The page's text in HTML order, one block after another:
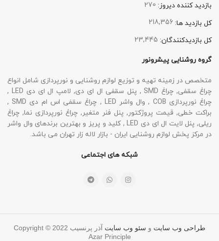
بازدید کننده دیروز: 270
کل بازدید ها: 218,356
کل بازدیدکنند‌گان: 23,445
گروه روشنایی پیشرونور
متخصص در زمینه تهیه و توزیع لوازم روشنایی و نورپردازی شامل انواع
چراغ سقفی, چراغ SMD , پنل سقفی ال ای دی, لامپ ال ای دی LED ,
چراغ نورپردازی COB , وال واشر LED , چراغ سقفی اس ام دی SMD ,
براکت خطی, قیمت پروژکتور, پنل فنر متغیر, چراغ نورپردازی نما, چراغ
ریلی, پنل لایت ال ای دی LED , کلید و پریز و بهترین برندهای وال واشر
در مرکز پخش لوازم روشنایی ایران - بازار لاله زار تهران می باشد.
شبکه های اجتماعی
طراحی وب سایت و سئو وب سایت آذر پرنسیب Copyright © 2022
Azar Principle